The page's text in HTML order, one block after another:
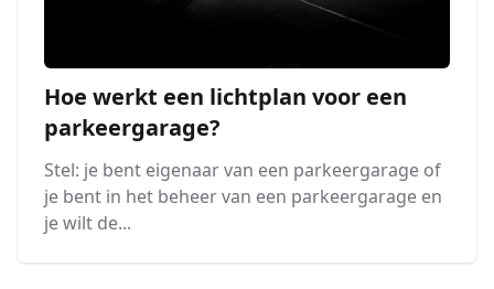
Hoe werkt een lichtplan voor een
parkeergarage?
Stel: je bent eigenaar van een parkeergarage of
je bent in het beheer van een parkeergarage en
je wilt de...